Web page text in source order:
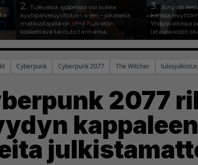
2. Tulevassa ajopelissä voi kokea
kyytipalveluyrittäjän arjen – jokaisella
matkustajalla on oma hulvaton,
koskettava tai outo tarinansa
3.Sony on
kanssa
Yhdysvalloissa
latauskoodin
Cyberpunk Cyberpunk 2077 The Witcher tulosjulkistus
2077